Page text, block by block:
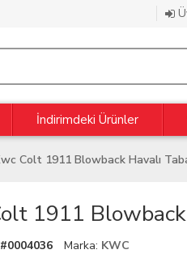
İndirimdeki Ürünler
Colt 1911 Blowback Havalı
1911 Blowback
#0004036 Marka: KWC